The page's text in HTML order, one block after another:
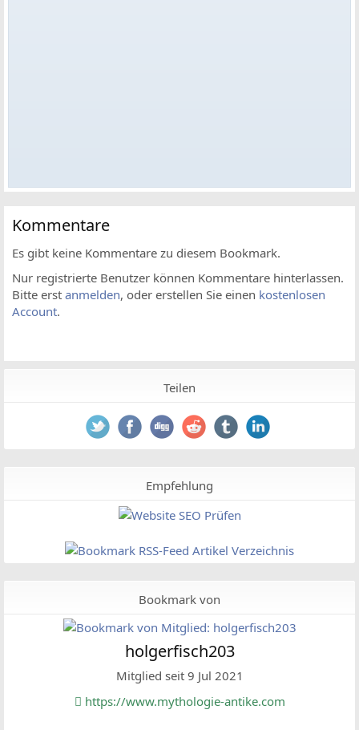
Kommentare
Es gibt keine Kommentare zu diesem Bookmark.
Nur registrierte Benutzer können Kommentare hinterlassen.
Bitte erst anmelden, oder erstellen Sie einen kostenlosen
Account.
Teilen
Empfehlung
Bookmark von
holgerfisch203
Mitglied seit 9 Jul 2021
https://www.mythologie-antike.com